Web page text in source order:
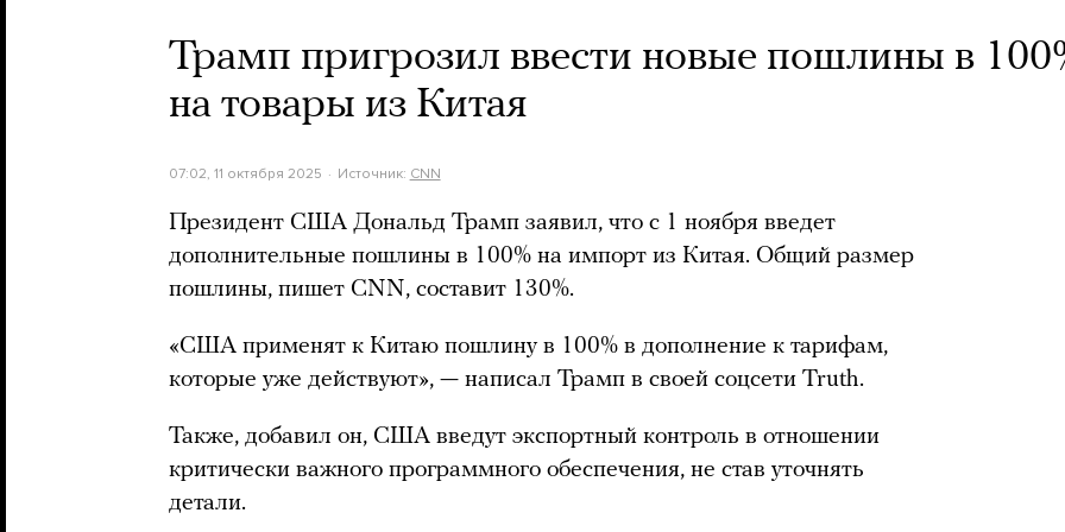
Трамп пригрозил ввести новые пошлины в
на товары из Китая
07:02, 11 октября 2025 Источник: CNN
Президент США Дональд Трамп заявил, что с 1 ноября введет
дополнительные пошлины в 100% на импорт из Китая. Общий размер
пошлины, пишет CNN, составит 130%.
«США применят к Китаю пошлину в 100% в дополнение к тарифам,
которые уже действуют», — написал Трамп в своей соцсети Truth.
Также, добавил он, США введут экспортный контроль в отношении
критически важного программного обеспечения, не став уточнять
детали.